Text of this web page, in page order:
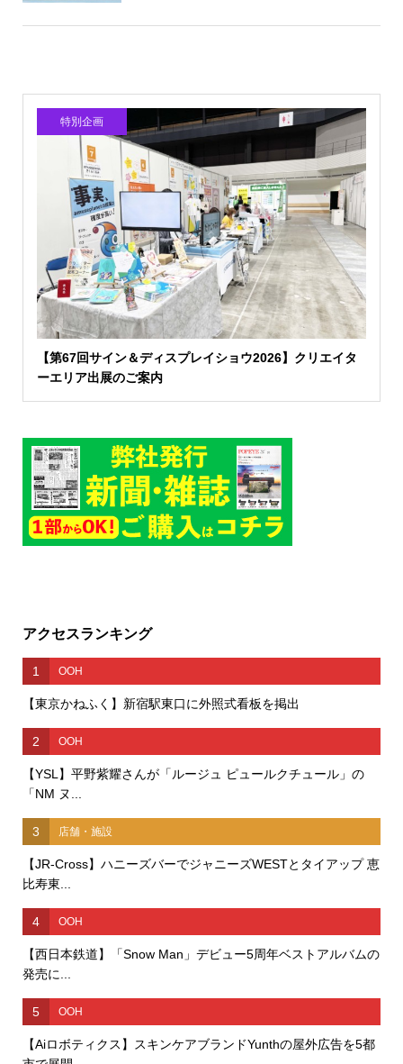
特別企画
【第67回サイン＆ディスプレイショウ2026】クリエイタ
ーエリア出展のご案内
アクセスランキング
1 OOH
【東京かねふく】新宿駅東口に外照式看板を掲出
2 OOH
【YSL】平野紫耀さんが「ルージュ ピュールクチュール」の
「NM ヌ...
3 店舗・施設
【JR-Cross】ハニーズバーでジャニーズWESTとタイアップ 恵
比寿東...
4 OOH
【西日本鉄道】「Snow Man」デビュー5周年ベストアルバムの
発売に...
5 OOH
【Aiロボティクス】スキンケアブランドYunthの屋外広告を5都